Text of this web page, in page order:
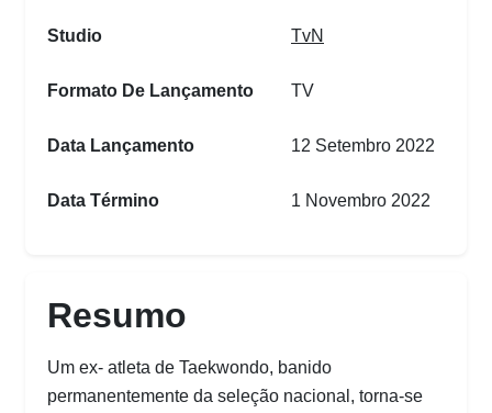
Studio TvN
Formato De Lançamento TV
Data Lançamento 12 Setembro 2022
Data Término 1 Novembro 2022
Resumo
Um ex- atleta de Taekwondo, banido
permanentemente da seleção nacional, torna-se